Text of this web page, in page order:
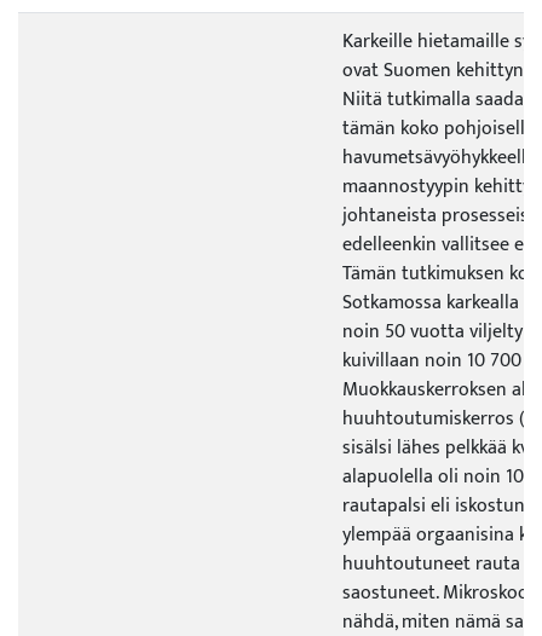
Karkeille hietamaille
ovat Suomen
Niitä tutkimalla
tämän koko pohjoisella
maannostyypin
johtaneista
edelleenkin vallitsee
Tämän tutkimuksen
Sotkamossa karkealla
noin 50 vuotta viljelty
kuivillaan noin 10 700
Muokkauskerroksen
huuhtoutumiskerros
sisälsi lähes pelkkää
alapuolella oli noin 10
rautapalsi eli
ylempää orgaanisina
huuhtoutuneet rauta
saostuneet.
nähdä, miten nämä